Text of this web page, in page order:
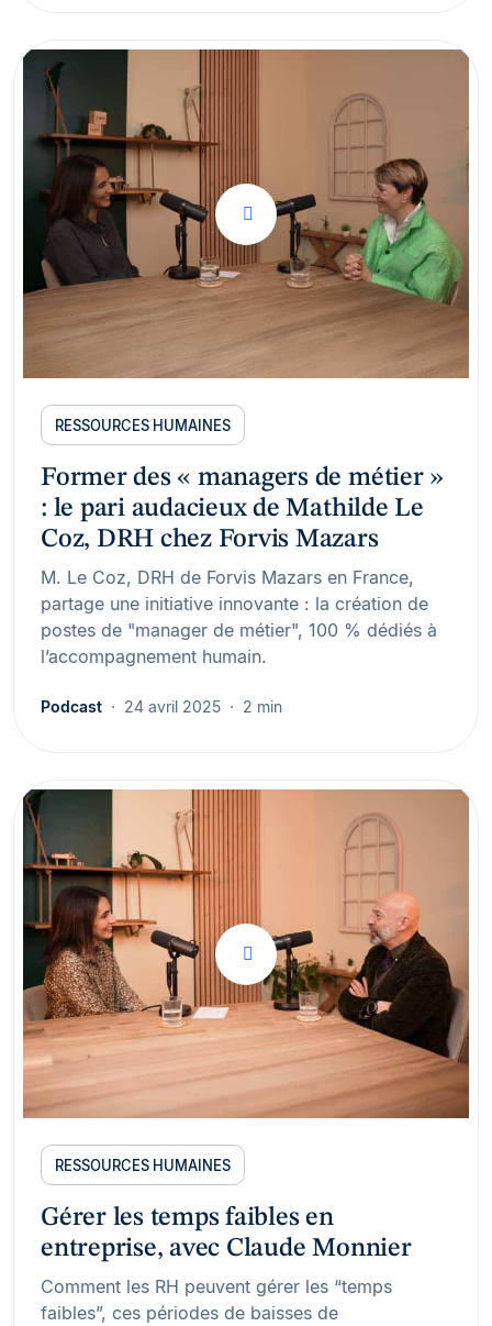
RESSOURCES HUMAINES
Former des « managers de métier »
: le pari audacieux de Mathilde Le
Coz, DRH chez Forvis Mazars
M. Le Coz, DRH de Forvis Mazars en France,
partage une initiative innovante : la création de
postes de "manager de métier", 100 % dédiés à
l’accompagnement humain.
Podcast 24 avril 2025 2 min
RESSOURCES HUMAINES
Gérer les temps faibles en
entreprise, avec Claude Monnier
Comment les RH peuvent gérer les “temps
faibles”, ces périodes de baisses de